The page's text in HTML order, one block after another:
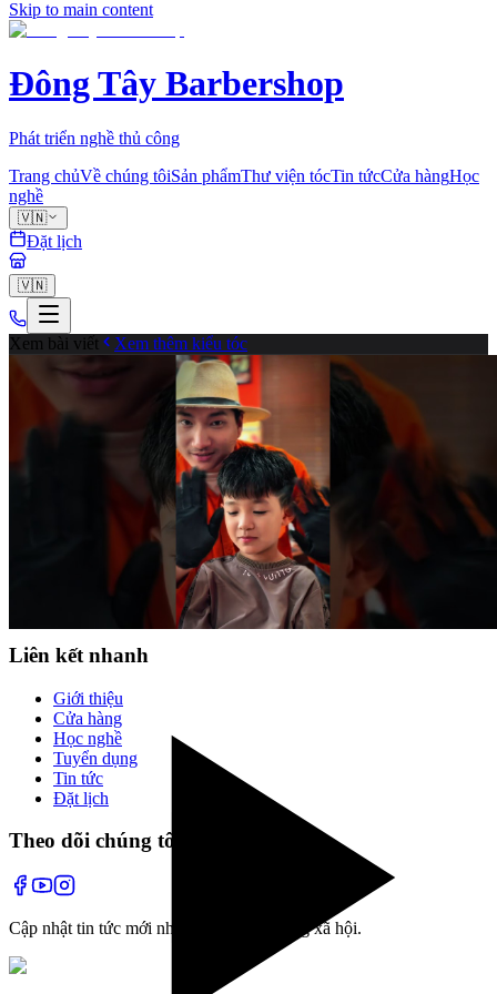
Skip to main content
Đông Tây Barbershop
Phát triển nghề thủ công
Trang chủVề chúng tôiSản phẩmThư viện tócTin tứcCửa hàngHọc
nghề
🇻🇳
Đặt lịch
🇻🇳
Xem bài viết
Xem thêm kiểu tóc
fade
Cùng tạo mẫu tóc với chuyên gia
Cùng tạo mẫu tóc với chuyên gia
Liên kết nhanh
Giới thiệu
Cửa hàng
Học nghề
Tuyển dụng
Tin tức
Đặt lịch
Theo dõi chúng tôi
Cập nhật tin tức mới nhất và các hoạt động xã hội.